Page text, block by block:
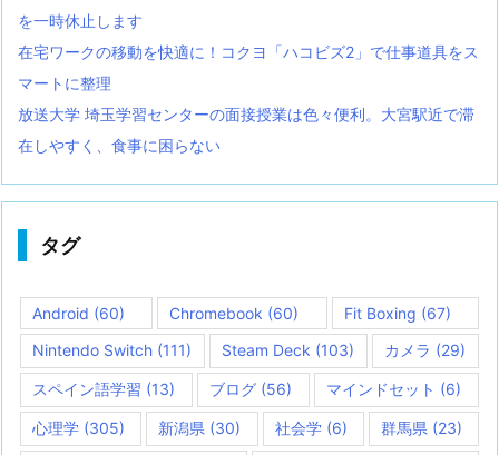
を一時休止します
在宅ワークの移動を快適に！コクヨ「ハコビズ2」で仕事道具をス
マートに整理
放送大学 埼玉学習センターの面接授業は色々便利。大宮駅近で滞
在しやすく、食事に困らない
タグ
Android (60) Chromebook (60) Fit Boxing (67)
Nintendo Switch (111) Steam Deck (103) カメラ (29)
スペイン語学習 (13) ブログ (56) マインドセット (6)
心理学 (305) 新潟県 (30) 社会学(6) 群馬県 (23)